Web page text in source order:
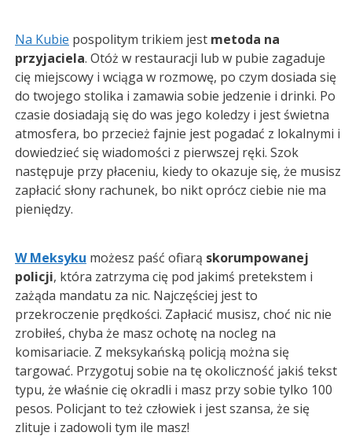
Na Kubie pospolitym trikiem jest metoda na
przyjaciela. Otóż w restauracji lub w pubie zagaduje
cię miejscowy i wciąga w rozmowę, po czym dosiada się
do twojego stolika i zamawia sobie jedzenie i drinki. Po
czasie dosiadają się do was jego koledzy i jest świetna
atmosfera, bo przecież fajnie jest pogadać z lokalnymi i
dowiedzieć się wiadomości z pierwszej ręki. Szok
następuje przy płaceniu, kiedy to okazuje się, że musisz
zapłacić słony rachunek, bo nikt oprócz ciebie nie ma
pieniędzy.
W Meksyku możesz paść ofiarą skorumpowanej
policji, która zatrzyma cię pod jakimś pretekstem i
zażąda mandatu za nic. Najczęściej jest to
przekroczenie prędkości. Zapłacić musisz, choć nic nie
zrobiłeś, chyba że masz ochotę na nocleg na
komisariacie. Z meksykańską policją można się
targować. Przygotuj sobie na tę okoliczność jakiś tekst
typu, że właśnie cię okradli i masz przy sobie tylko 100
pesos. Policjant to też człowiek i jest szansa, że się
zlituje i zadowoli tym ile masz!